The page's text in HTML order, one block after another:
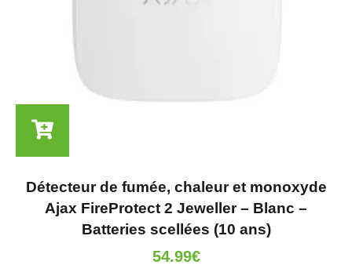
Détecteur de fumée, chaleur et monoxyde
Ajax FireProtect 2 Jeweller – Blanc –
Batteries scellées (10 ans)
54.99€